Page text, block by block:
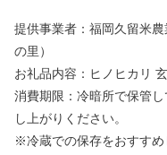
提供事業者：福岡久留米
の里）
お礼品内容：ヒノヒカリ
消費期限：冷暗所で保管
し上がりください。
※冷蔵での保存をおすすめ